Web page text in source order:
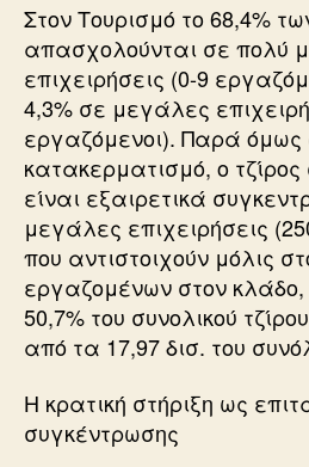
Στον Τουρισμό το 68,4%
απασχολούνται σε πολύ
επιχειρήσεις (0-9
4,3% σε μεγάλες
εργαζόμενοι). Παρά όμως
κατακερματισμό, ο
είναι εξαιρετικά
μεγάλες επιχειρήσεις
που αντιστοιχούν μόλις
εργαζομένων στον
50,7% του συνολικού
από τα 17,97 δισ. του
Η κρατική στήριξη ως
συγκέντρωσης